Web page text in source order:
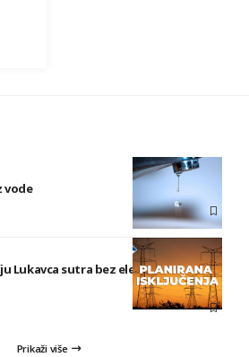
vode
Lukavca sutra bez električne
Prikaži više